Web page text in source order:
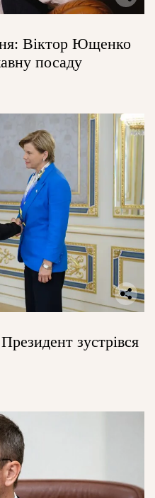
Віктор Ющенко
посаду
зустрівся